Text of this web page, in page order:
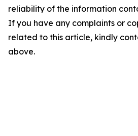
reliability of the information
If you have any complaints or
related to this article, kindly
above.